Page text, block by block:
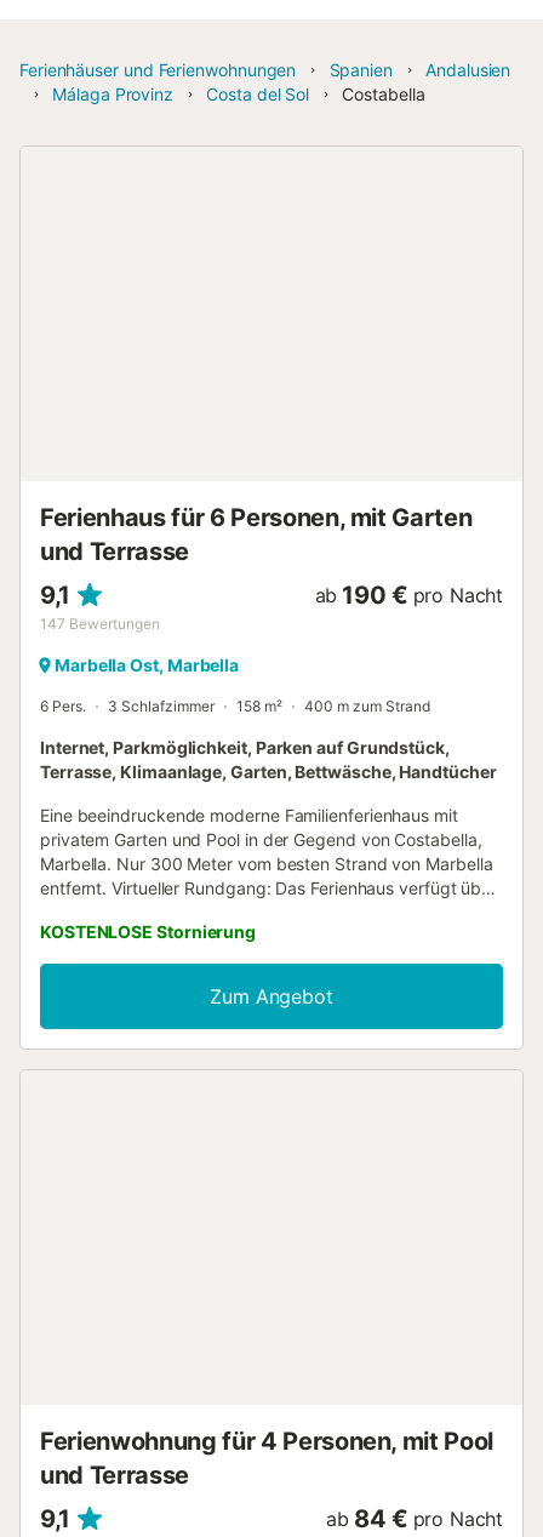
Ferienhäuser und Ferienwohnungen Spanien
Andalusien
Málaga Provinz
Costa del Sol Costabella
Ferienhaus für 6 Personen, mit Garten
und Terrasse
9,1
147 Bewertungen
ab 190 € pro Nacht
Marbella Ost, Marbella
6 Pers. 3 Schlafzimmer 158 m² 400 m zum Strand
Internet, Parkmöglichkeit, Parken auf Grundstück,
Terrasse, Klimaanlage, Garten, Bettwäsche, Handtücher
Eine beeindruckende moderne Familienferienhaus mit
privatem Garten und Pool in der Gegend von Costabella,
Marbella. Nur 300 Meter vom besten Strand von Marbella
entfernt. Virtueller Rundgang: Das Ferienhaus verfügt über
Erdgeschoss befinden sich die offene Küche, die mit dem
Essbereich verbunden ist, der große Wohnbereich mit
einer gewölbten Holztreppe, die in den zweiten Stock
führt. Im Erdgeschoss befinden sich auch zwei
Schlafzimmer, beide mit eigenem Bad. Die erste Etage ist
KOSTENLOSE Stornierung
Zum Angebot
Ferienwohnung für 4 Personen, mit Pool
und Terrasse
9,1
ab 84 € pro Nacht